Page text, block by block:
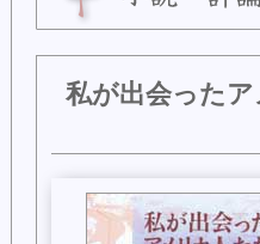
私が出会った